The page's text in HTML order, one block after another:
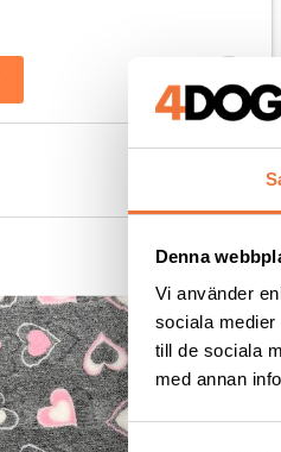
Denna
Vi använder
sociala
till de sociala
med annan
S